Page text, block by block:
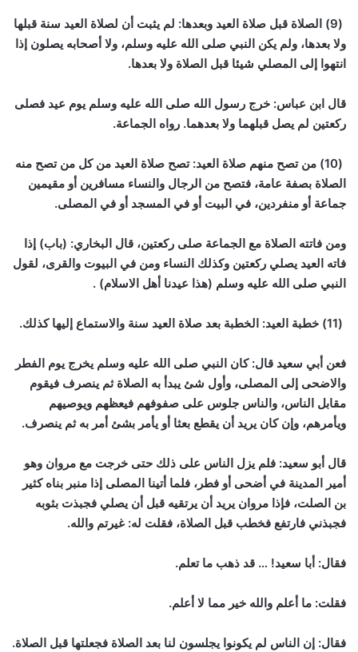
(9) الصلاة قبل صلاة العيد وبعدها: لم يثبت أن لصلاة العيد سنة قبلها
ولا بعدها، ولم يكن النبي صلى الله عليه وسلم، ولا أصحابه يصلون إذا
انتهوا إلى المصلي شيئا قبل الصلاة ولا بعدها.
قال ابن عباس: خرج رسول الله صلى الله عليه وسلم يوم عيد فصلى
ركعتين لم يصل قبلهما ولا بعدهما. رواه الجماعة.
(10) من تصح منهم صلاة العيد: تصح صلاة العيد من كل من تصح منه
الصلاة بصفة عامة، فتصح من الرجال والنساء مسافرين أو مقيمين
جماعة أو منفردين، في البيت أو في المسجد أو في المصلى.
ومن فاتته الصلاة مع الجماعة صلى ركعتين، قال البخاري: (باب) إذا
فاته العيد يصلي ركعتين وكذلك النساء ومن في البيوت والقرى، لقول
النبي صلى الله عليه وسلم (هذا عيدنا أهل الاسلام) .
(11) خطبة العيد: الخطبة بعد صلاة العيد سنة والاستماع إليها كذلك.
فعن أبي سعيد قال: كان النبي صلى الله عليه وسلم يخرج يوم الفطر
والاضحى إلى المصلى، وأول شئ يبدأ به الصلاة ثم ينصرف فيقوم
مقابل الناس، والناس جلوس على صفوفهم فيعظهم ويوصيهم
ويأمرهم، وإن كان يريد أن يقطع بعثا أو يأمر بشئ أمر به ثم ينصرف.
قال أبو سعيد: فلم يزل الناس على ذلك حتى خرجت مع مروان وهو
أمير المدينة في أضحى أو فطر، فلما أتينا المصلى إذا منبر بناه كثير
بن الصلت، فإذا مروان يريد أن يرتقيه قبل أن يصلي فجبذت بثوبه
فجبذني فارتفع فخطب قبل الصلاة، فقلت له: غيرتم والله.
فقال: أبا سعيد! … قد ذهب ما تعلم.
فقلت: ما أعلم والله خير مما لا أعلم.
فقال: إن الناس لم يكونوا يجلسون لنا بعد الصلاة فجعلتها قبل الصلاة.